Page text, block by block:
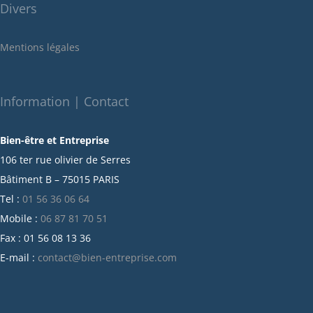
mai 2022
décembre 2021
octobre 2021
juillet 2021
juin 2021
mai 2021
avril 2021
mars 2021
février 2021
Divers
Mentions légales
Information | Contact
Bien-être et Entreprise
106 ter rue olivier de Serres
Bâtiment B – 75015 PARIS
Tel : 01 56 36 06 64
Mobile : 06 87 81 70 51
Fax : 01 56 08 13 36
E-mail : contact@bien-entreprise.com